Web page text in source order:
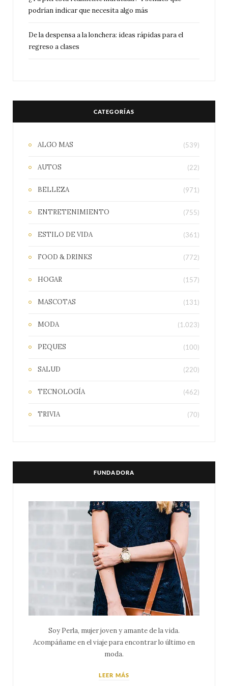
podrían indicar que necesita algo más
De la despensa a la lonchera: ideas rápidas para el
regreso a clases
CATEGORÍAS
ALGO MAS (539)
AUTOS (22)
BELLEZA (971)
ENTRETENIMIENTO (755)
ESTILO DE VIDA (361)
FOOD & DRINKS (772)
HOGAR (157)
MASCOTAS (131)
MODA (1.023)
PEQUES (100)
SALUD (220)
TECNOLOGÍA (462)
TRIVIA (70)
FUNDADORA
Soy Perla, mujer joven y amante de la vida.
Acompáñame en el viaje para encontrar lo último en
moda.
LEER MÁS